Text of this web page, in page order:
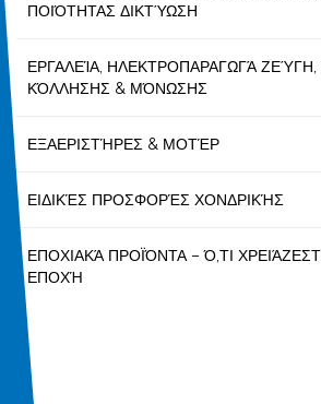
ΠΟΙΌΤΗΤΑΣ ΔΙΚΤΎΩΣΗ
ΕΡΓΑΛΕΊΑ, ΗΛΕΚΤΡΟΠΑΡΑΓΩΓΆ ΖΕΎΓΗ,
ΚΌΛΛΗΣΗΣ & ΜΌΝΩΣΗΣ
ΕΞΑΕΡΙΣΤΉΡΕΣ & ΜΟΤΈΡ
ΕΙΔΙΚΈΣ ΠΡΟΣΦΟΡΈΣ ΧΟΝΔΡΙΚΉΣ
ΕΠΟΧΙΑΚΆ ΠΡΟΪΌΝΤΑ – Ό,ΤΙ
ΕΠΟΧΉ